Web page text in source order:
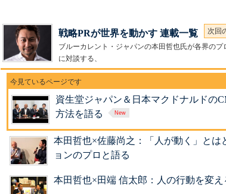
戦略PRが世界を動かす 連載一覧
次回
ブルーカレント・ジャパンの本田哲也氏が各界の
に対談する、
資生堂ジャパン＆日本マクドナルドの
方法を語る
本田哲也×佐藤尚之：「人が動く」と
ョンのプロと語る
本田哲也×田端 信太郎：人の行動を変え